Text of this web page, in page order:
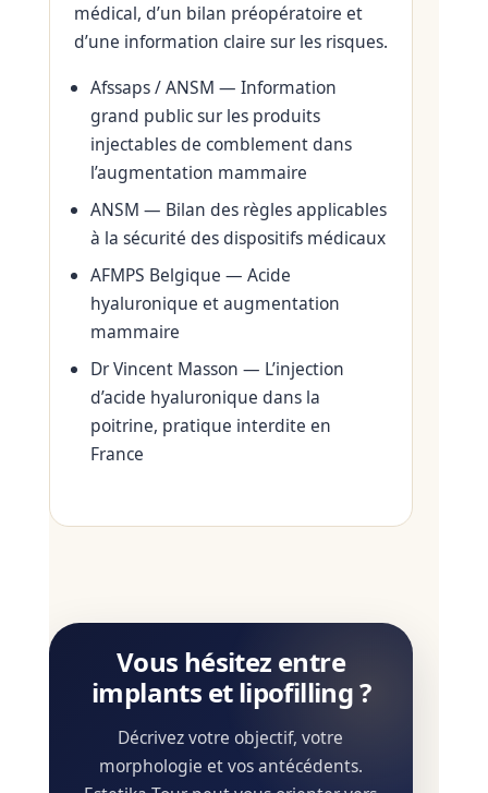
médical, d’un bilan préopératoire et
d’une information claire sur les risques.
Afssaps / ANSM — Information
grand public sur les produits
injectables de comblement dans
l’augmentation mammaire
ANSM — Bilan des règles applicables
à la sécurité des dispositifs médicaux
AFMPS Belgique — Acide
hyaluronique et augmentation
mammaire
Dr Vincent Masson — L’injection
d’acide hyaluronique dans la
poitrine, pratique interdite en
France
Vous hésitez entre
implants et lipofilling ?
Décrivez votre objectif, votre
morphologie et vos antécédents.